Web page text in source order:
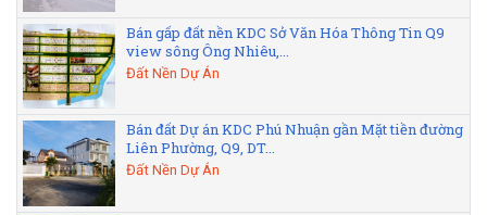
Bán gấp đất nền KDC Sở Văn Hóa Thông Tin Q9
view sông Ông Nhiêu,...
Đất Nền Dự Án
Bán đất Dự án KDC Phú Nhuận gần Mặt tiền đường
Liên Phường, Q9, DT...
Đất Nền Dự Án